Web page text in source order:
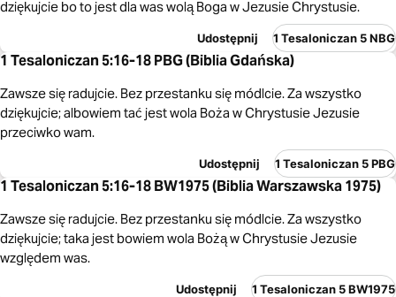
dziękujcie bo to jest dla was wolą Boga w Jezusie Chrystusie.
Udostępnij 1 Tesaloniczan 5 NBG
1 Tesaloniczan 5:16-18 PBG (Biblia Gdańska)
Zawsze się radujcie. Bez przestanku się módlcie. Za wszystko
dziękujcie; albowiem tać jest wola Boża w Chrystusie Jezusie
przeciwko wam.
Udostępnij 1 Tesaloniczan 5 PBG
1 Tesaloniczan 5:16-18 BW1975 (Biblia Warszawska 1975)
Zawsze się radujcie. Bez przestanku się módlcie. Za wszystko
dziękujcie; taka jest bowiem wola Bożą w Chrystusie Jezusie
względem was.
Udostępnij 1 Tesaloniczan 5 BW1975